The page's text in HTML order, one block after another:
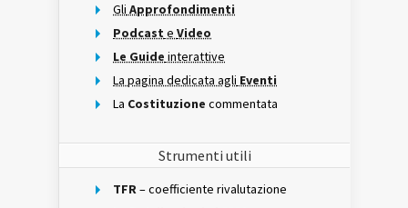
Gli Approfondimenti
Podcast e Video
Le Guide interattive
La pagina dedicata agli Eventi
La Costituzione commentata
Strumenti utili
TFR– coefficiente rivalutazione